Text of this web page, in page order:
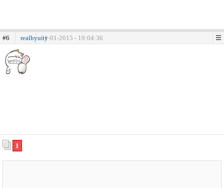
#6 realbyuny01-01-2015 - 19:04:36
1